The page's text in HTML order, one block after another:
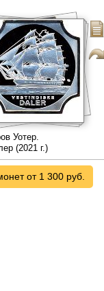
Уотер.
(2021 г.)
от 1 300 руб.